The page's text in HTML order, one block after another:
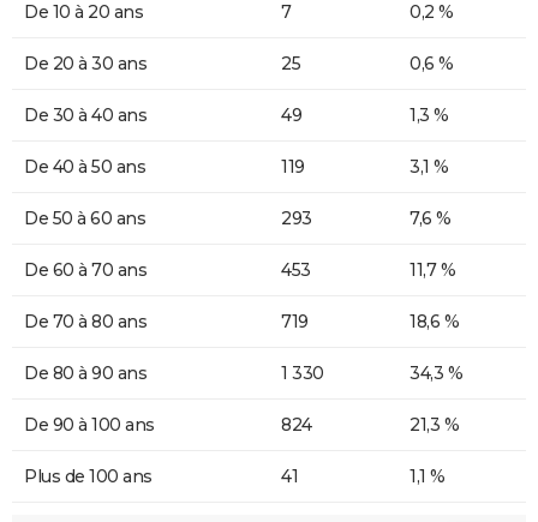
De 10 à 20 ans 7 0,2 %
De 20 à 30 ans 25 0,6 %
De 30 à 40 ans 49 1,3 %
De 40 à 50 ans 119 3,1 %
De 50 à 60 ans 293 7,6 %
De 60 à 70 ans 453 11,7 %
De 70 à 80 ans 719 18,6 %
De 80 à 90 ans 1 330 34,3 %
De 90 à 100 ans 824 21,3 %
Plus de 100 ans 41 1,1 %